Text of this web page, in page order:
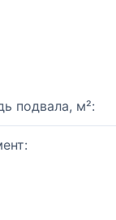
подвала, м²: